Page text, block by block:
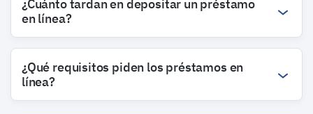
¿Cuánto tardan en depositar un préstamo
en línea?
¿Qué requisitos piden los préstamos en
línea?